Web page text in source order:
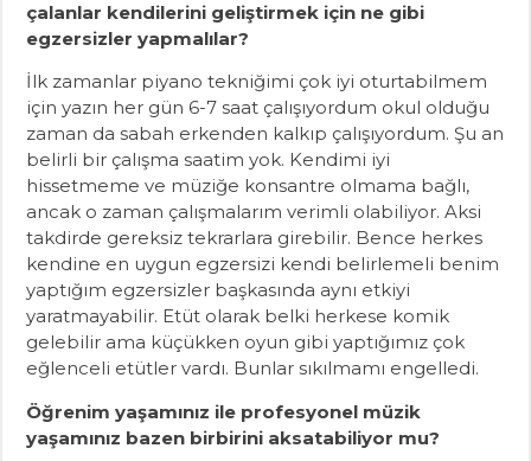
çalanlar kendilerini geliştirmek için ne gibi
egzersizler yapmalılar?
İlk zamanlar piyano tekniğimi çok iyi oturtabilmem
için yazın her gün 6-7 saat çalışıyordum okul olduğu
zaman da sabah erkenden kalkıp çalışıyordum. Şu an
belirli bir çalışma saatim yok. Kendimi iyi
hissetmeme ve müziğe konsantre olmama bağlı,
ancak o zaman çalışmalarım verimli olabiliyor. Aksi
takdirde gereksiz tekrarlara girebilir. Bence herkes
kendine en uygun egzersizi kendi belirlemeli benim
yaptığım egzersizler başkasında aynı etkiyi
yaratmayabilir. Etüt olarak belki herkese komik
gelebilir ama küçükken oyun gibi yaptığımız çok
eğlenceli etütler vardı. Bunlar sıkılmamı engelledi.
Öğrenim yaşamınız ile profesyonel müzik
yaşamınız bazen birbirini aksatabiliyor mu?